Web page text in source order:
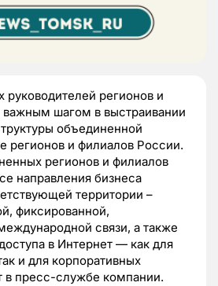
руководителей регионов и
важным шагом в выстраивании
объединенной
регионов и филиалов России.
регионов и филиалов
направления бизнеса
территории –
фиксированной,
связи, а также
в Интернет — как для
и для корпоративных
в пресс-службе компании.